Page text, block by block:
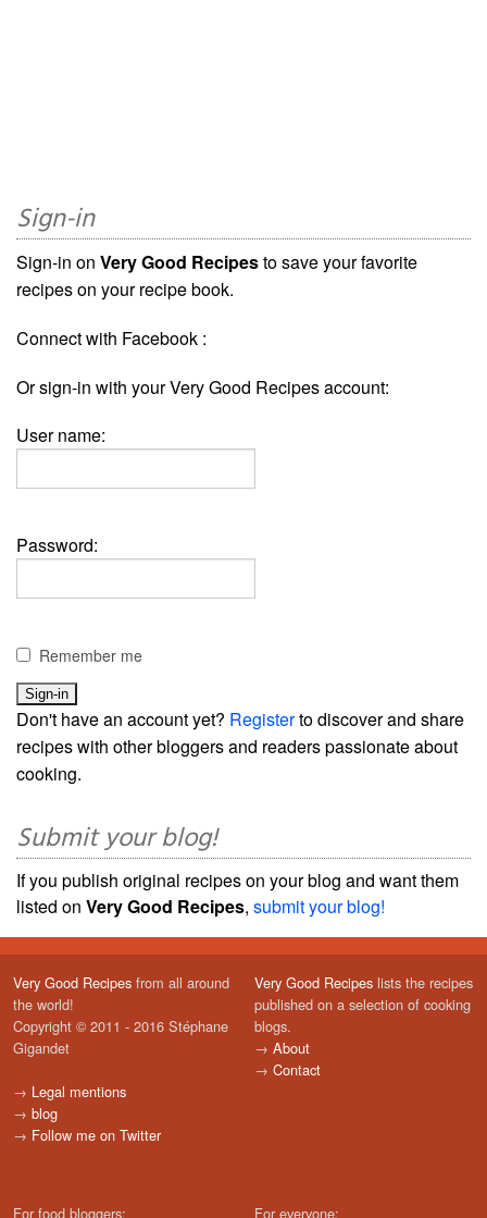
Sign-in
Sign-in on Very Good Recipesto save your favorite
recipes on your recipe book.
Connect with Facebook :
Or sign-in with your Very Good Recipes account:
User name:
Password:
Remember me
Don't have an account yet? Registerto discover and share
recipes with other bloggers and readers passionate about
cooking.
Submit your blog!
If you publish original recipes on your blog and want them
listed on Very Good Recipes, submit your blog!
Very Good Recipes from all around
the world!
Copyright © 2011 - 2016 Stéphane
Gigandet
→ Legal mentions
→ blog
→ Follow me on Twitter
Very Good Recipes lists the recipes
published on a selection of cooking
blogs.
→ About
→ Contact
For food bloggers: For everyone: